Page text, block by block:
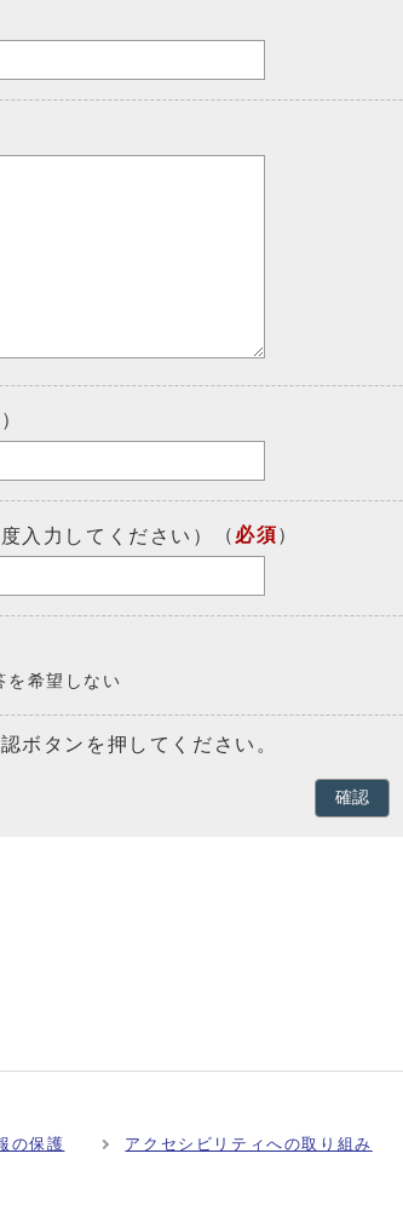
）
入力してください） （ 必須）
を希望しない
ボタンを押してください。
確認
の保護 アクセシビリティへの取り組み